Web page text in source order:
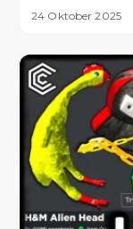
24 Oktober 2025